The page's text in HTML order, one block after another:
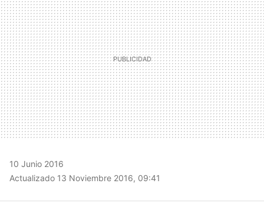
10 Junio 2016
Actualizado 13 Noviembre 2016, 09:41